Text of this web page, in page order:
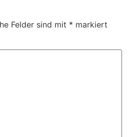
Felder sind mit * markiert